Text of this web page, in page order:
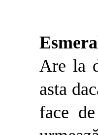
Are la
asta
face